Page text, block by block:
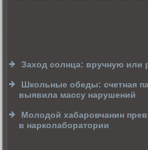
Заход солнца: вручную или
Школьные обеды: счетная
выявила массу нарушений
Молодой хабаровчанин
в нарколаборатории